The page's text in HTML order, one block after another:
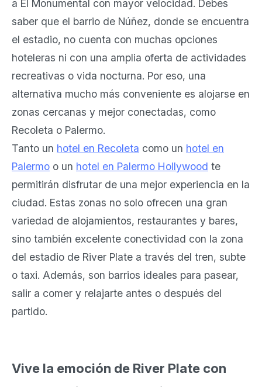
a El Monumental con mayor velocidad. Debes
saber que el barrio de Núñez, donde se encuentra
el estadio, no cuenta con muchas opciones
hoteleras ni con una amplia oferta de actividades
recreativas o vida nocturna. Por eso, una
alternativa mucho más conveniente es alojarse en
zonas cercanas y mejor conectadas, como
Recoleta o Palermo.
Tanto un hotel en Recoleta como un hotel en
Palermo o un hotel en Palermo Hollywood te
permitirán disfrutar de una mejor experiencia en la
ciudad. Estas zonas no solo ofrecen una gran
variedad de alojamientos, restaurantes y bares,
sino también excelente conectividad con la zona
del estadio de River Plate a través del tren, subte
o taxi. Además, son barrios ideales para pasear,
salir a comer y relajarte antes o después del
partido.
Vive la emoción de River Plate con